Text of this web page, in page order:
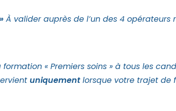
À valider auprès de l’un des 4 opérateurs
formation « Premiers soins » à tous les
uniquementlorsque votre trajet de